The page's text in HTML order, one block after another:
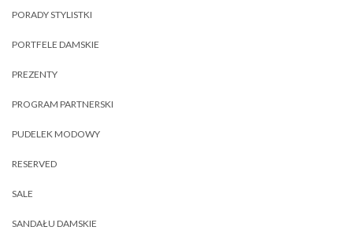
PORADY STYLISTKI
PORTFELE DAMSKIE
PREZENTY
PROGRAM PARTNERSKI
PUDELEK MODOWY
RESERVED
SALE
SANDAŁU DAMSKIE